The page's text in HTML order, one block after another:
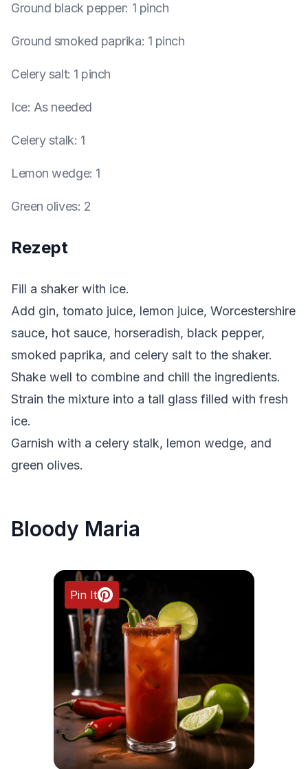
Ground black pepper: 1 pinch
Ground smoked paprika: 1 pinch
Celery salt: 1 pinch
Ice: As needed
Celery stalk: 1
Lemon wedge: 1
Green olives: 2
Rezept
Fill a shaker with ice.
Add gin, tomato juice, lemon juice, Worcestershire
sauce, hot sauce, horseradish, black pepper,
smoked paprika, and celery salt to the shaker.
Shake well to combine and chill the ingredients.
Strain the mixture into a tall glass filled with fresh
ice.
Garnish with a celery stalk, lemon wedge, and
green olives.
Bloody Maria
Pin It